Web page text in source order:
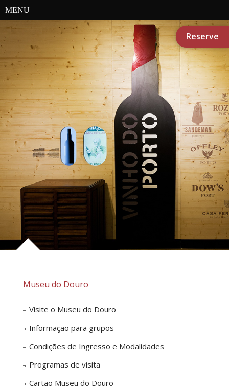
MENU
Reserve
Museu do Douro
Visite o Museu do Douro
Informação para grupos
Condições de Ingresso e Modalidades
Programas de visita
Cartão Museu do Douro